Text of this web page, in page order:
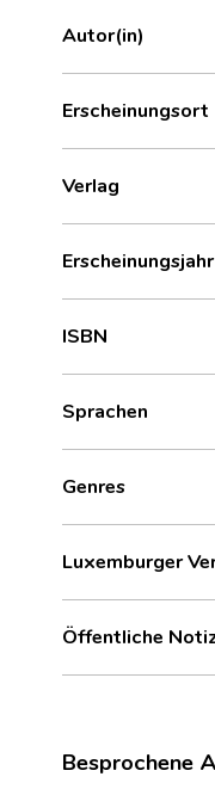
Autor(in)
Erscheinungsort
Verlag
Erscheinungsjahr
ISBN
Sprachen
Genres
Luxemburger
Öffentliche
Besprochene